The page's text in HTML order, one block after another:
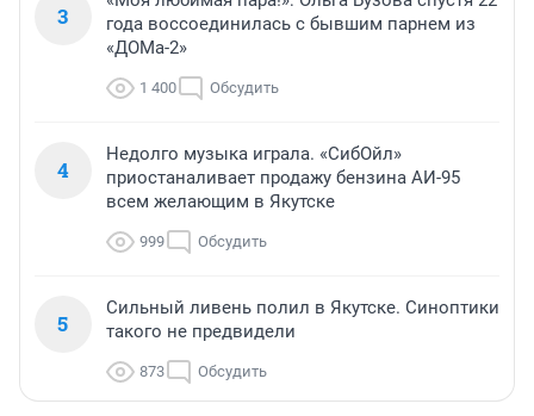
3
года воссоединилась с бывшим парнем из
«ДОМа-2»
1 400 Обсудить
4
Недолго музыка играла. «СибОйл»
приостаналивает продажу бензина АИ-95
всем желающим в Якутске
999 Обсудить
5
Сильный ливень полил в Якутске. Синоптики
такого не предвидели
873 Обсудить